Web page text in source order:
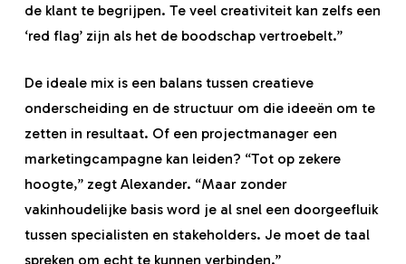
de klant te begrijpen. Te veel creativiteit kan zelfs een
‘red flag’ zijn als het de boodschap vertroebelt.”
De ideale mix is een balans tussen creatieve
onderscheiding en de structuur om die ideeën om te
zetten in resultaat. Of een projectmanager een
marketingcampagne kan leiden? “Tot op zekere
hoogte,” zegt Alexander. “Maar zonder
vakinhoudelijke basis word je al snel een doorgeefluik
tussen specialisten en stakeholders. Je moet de taal
spreken om echt te kunnen verbinden.”